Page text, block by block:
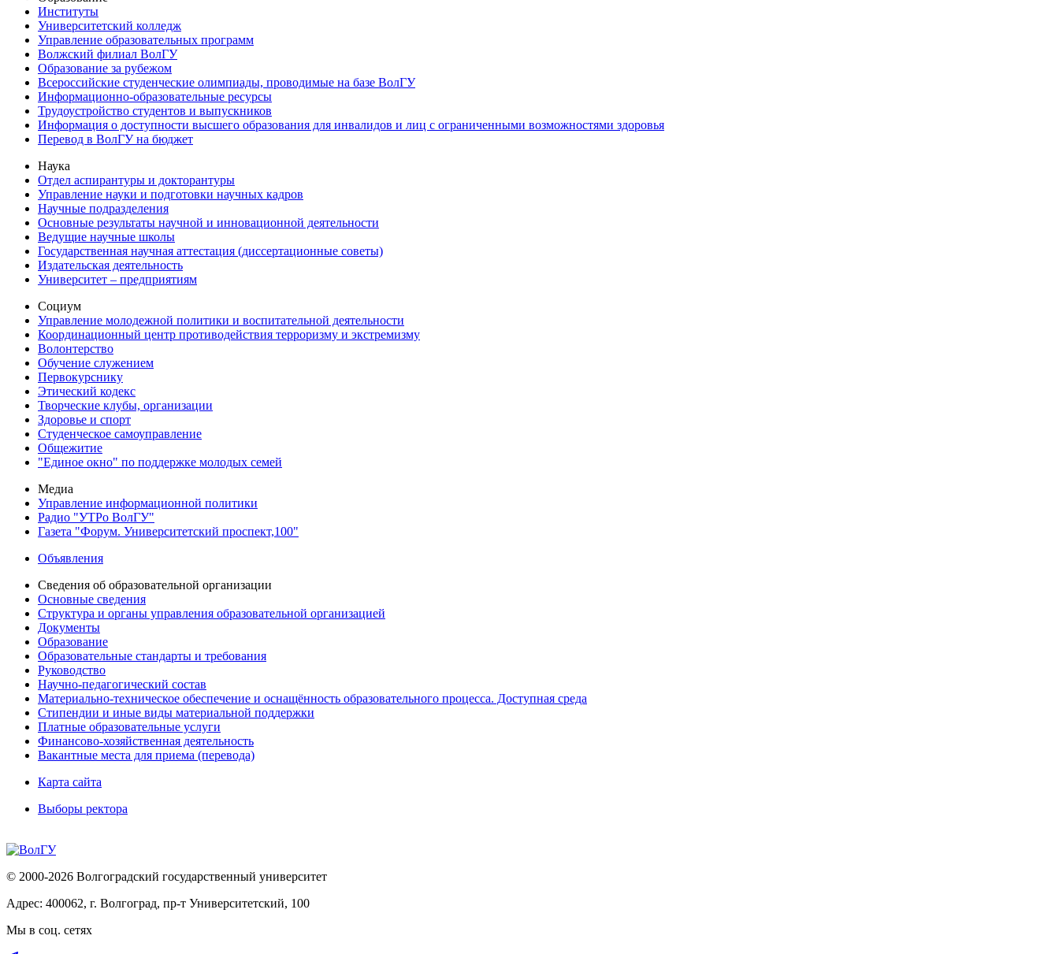
Институты
Университетский колледж
Управление образовательных программ
Волжский филиал ВолГУ
Образование за рубежом
Всероссийские студенческие олимпиады, проводимые на базе ВолГУ
Информационно-образовательные ресурсы
Трудоустройство студентов и выпускников
Информация о доступности высшего образования для инвалидов и лиц с ограниченными возможностями здоровья
Перевод в ВолГУ на бюджет
Наука
Отдел аспирантуры и докторантуры
Управление науки и подготовки научных кадров
Научные подразделения
Основные результаты научной и инновационной деятельности
Ведущие научные школы
Государственная научная аттестация (диссертационные советы)
Издательская деятельность
Университет – предприятиям
Социум
Управление молодежной политики и воспитательной деятельности
Координационный центр противодействия терроризму и экстремизму
Волонтерство
Обучение служением
Первокурснику
Этический кодекс
Творческие клубы, организации
Здоровье и спорт
Студенческое самоуправление
Общежитие
"Единое окно" по поддержке молодых семей
Медиа
Управление информационной политики
Радио "УТРо ВолГУ"
Газета "Форум. Университетский проспект,100"
Объявления
Сведения об образовательной организации
Основные сведения
Структура и органы управления образовательной организацией
Документы
Образование
Образовательные стандарты и требования
Руководство
Научно-педагогический состав
Материально-техническое обеспечение и оснащённость образовательного процесса. Доступная среда
Стипендии и иные виды материальной поддержки
Платные образовательные услуги
Финансово-хозяйственная деятельность
Вакантные места для приема (перевода)
Карта сайта
Выборы ректора
© 2000-2026 Волгоградский государственный университет
Адрес: 400062, г. Волгоград, пр-т Университетский, 100
Мы в соц. сетях